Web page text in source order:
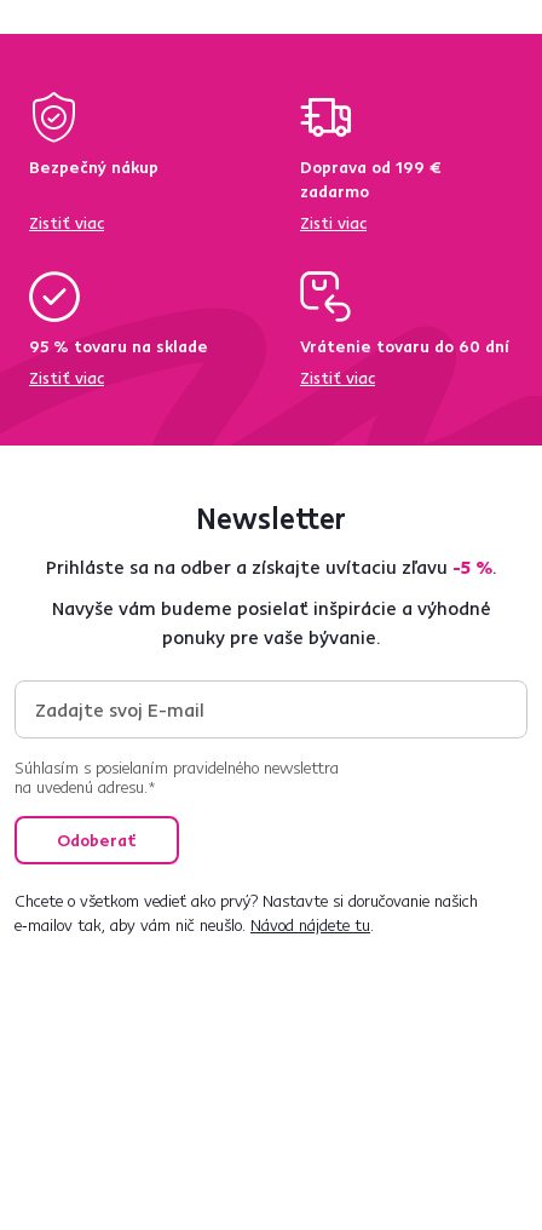
Bezpečný nákup
Zistiť viac
Doprava od 199 €
zadarmo
Zisti viac
95 % tovaru na sklade
Zistiť viac
Vrátenie tovaru do 60 dní
Zistiť viac
Newsletter
Prihláste sa na odber a získajte uvítaciu zľavu -5 %.
Navyše vám budeme posielať inšpirácie a výhodné
ponuky pre vaše bývanie.
Súhlasím s posielaním pravidelného newslettra
na uvedenú adresu.*
Odoberať
Chcete o všetkom vedieť ako prvý? Nastavte si doručovanie našich
e‑mailov tak, aby vám nič neušlo. Návod nájdete tu.